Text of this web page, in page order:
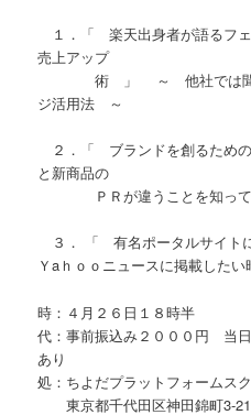
１．「 楽天出身者が語るフ
売上アップ
術 」 ～ 他社では聞け
ジ活用法 ～
２．「 ブランドを創るため
と新商品の
ＰＲが違うことを知って
３． 「 有名ポータルサイト
Ｙaｈｏｏニュースに掲載した
時：４月２６日１８時半
代：事前振込み２０００円 当
あり
処：ちよだプラットフォームス
東京都千代田区神田錦町